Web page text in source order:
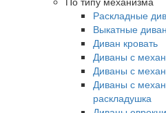
Раскладные
Выкатные
Диван кровать
Диваны с
Диваны с
Диваны с
раскладушка